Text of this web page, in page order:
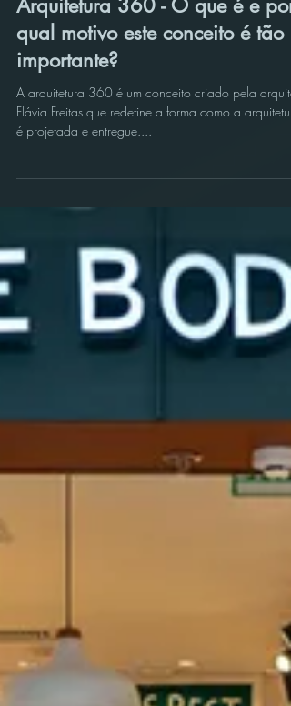
10 de jan. de 2024
3 min de leitura
Arquitetura 360 - O que é e por
importante?
A arquitetura 360 é um conceito criado pela
é projetada e entregue....